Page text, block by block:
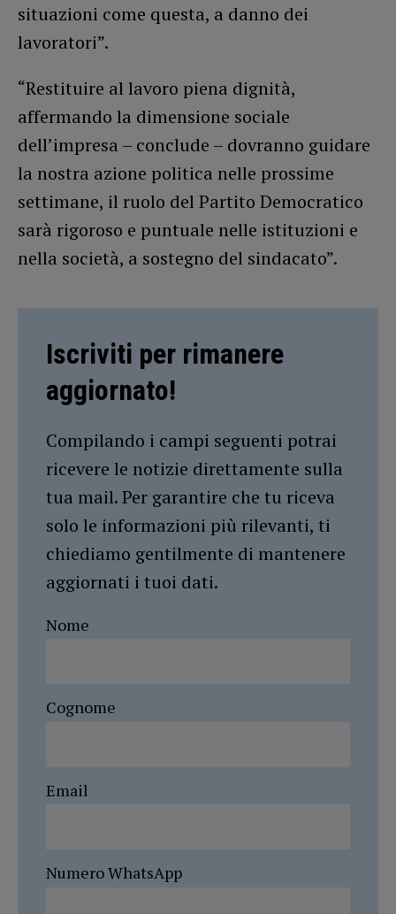
situazioni come questa, a danno dei
lavoratori”.
“Restituire al lavoro piena dignità,
affermando la dimensione sociale
dell’impresa – conclude – dovranno guidare
la nostra azione politica nelle prossime
settimane, il ruolo del Partito Democratico
sarà rigoroso e puntuale nelle istituzioni e
nella società, a sostegno del sindacato”.
Iscriviti per rimanere
aggiornato!
Compilando i campi seguenti potrai
ricevere le notizie direttamente sulla
tua mail. Per garantire che tu riceva
solo le informazioni più rilevanti, ti
chiediamo gentilmente di mantenere
aggiornati i tuoi dati.
Nome
Cognome
Email
Numero WhatsApp